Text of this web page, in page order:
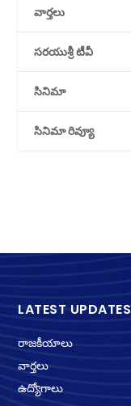
వార్తలు
సరయుశ్రీ టీవీ
సినిమా
సినిమా రివ్యూ
LATEST UPDATES
రాజకీయాలు
వార్తలు
ఉద్యోగాలు